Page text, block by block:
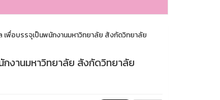
พื่อบรรจุเป็นพนักงานมหาวิทยาลัย สังกัดวิทยาลัย
งานมหาวิทยาลัย สังกัดวิทยาลัย